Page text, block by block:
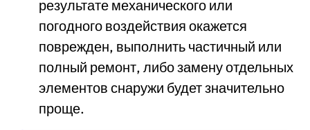
результате механического или
погодного воздействия окажется
поврежден, выполнить частичный или
полный ремонт, либо замену отдельных
элементов снаружи будет значительно
проще.